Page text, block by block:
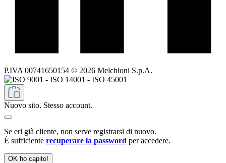
P.IVA 00741650154 © 2026 Melchioni S.p.A.
Nuovo sito. Stesso account.
Se eri già cliente, non serve registrarsi di nuovo.
È sufficiente recuperare la password per accedere.
OK ho capito!